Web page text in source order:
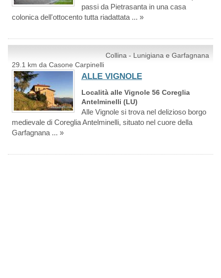
passi da Pietrasanta in una casa
colonica dell'ottocento tutta riadattata ... »
Collina - Lunigiana e Garfagnana
29.1 km da Casone Carpinelli
ALLE VIGNOLE
Località alle Vignole 56 Coreglia
Antelminelli (LU)
Alle Vignole si trova nel delizioso borgo
medievale di Coreglia Antelminelli, situato nel cuore della
Garfagnana ... »